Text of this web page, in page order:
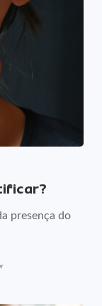
presença do